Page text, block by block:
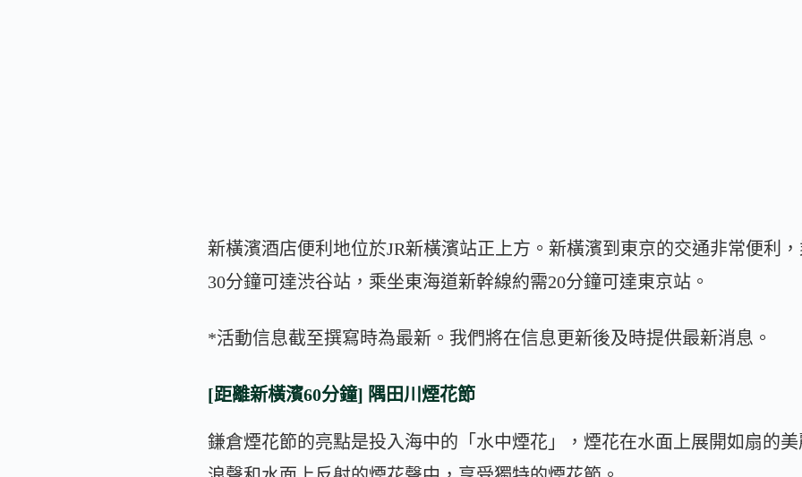
新橫濱酒店便利地位於JR新橫濱站正上方。新橫濱到東京的交通非常便利
30分鐘可達渋谷站，乘坐東海道新幹線約需20分鐘可達東京站。
*活動信息截至撰寫時為最新。我們將在信息更新後及時提供最新消息。
[距離新橫濱60分鐘] 隅田川煙花節
鎌倉煙花節的亮點是投入海中的「水中煙花」，煙花在水面上展開如扇的